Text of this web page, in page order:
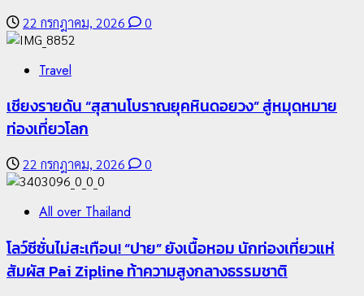
22 กรกฎาคม, 2026 0
Travel
เชียงรายดัน “สุสานโบราณยุคหินดอยวง” สู่หมุดหมาย
ท่องเที่ยวโลก
22 กรกฎาคม, 2026 0
All over Thailand
โลว์ซีซั่นไม่สะเทือน! “ปาย” ยังเนื้อหอม นักท่องเที่ยวแห่
สัมผัส Pai Zipline ท้าความสูงกลางธรรมชาติ